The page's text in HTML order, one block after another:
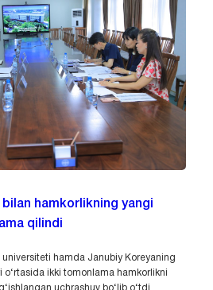
hamkorlikning yangi
qilindi
hamda Janubiy Koreyaning
o‘rtasida ikki tomonlama hamkorlikni
uchrashuv bo‘lib o‘tdi.